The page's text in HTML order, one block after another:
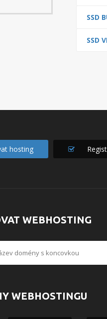
SSD
SSD
hosting
WEBHOSTING
WEBHOSTINGU